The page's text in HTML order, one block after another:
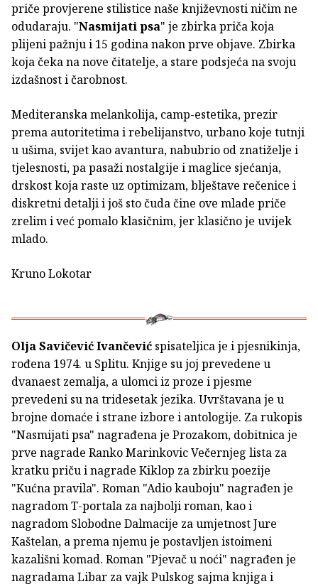
priče provjerene stilistice naše književnosti ničim ne
odudaraju. "Nasmijati psa" je zbirka priča koja
plijeni pažnju i 15 godina nakon prve objave. Zbirka
koja čeka na nove čitatelje, a stare podsjeća na svoju
izdašnost i čarobnost.
Mediteranska melankolija, camp-estetika, prezir
prema autoritetima i rebelijanstvo, urbano koje tutnji
u ušima, svijet kao avantura, nabubrio od znatiželje i
tjelesnosti, pa pasaži nostalgije i maglice sjećanja,
drskost koja raste uz optimizam, blještave rečenice i
diskretni detalji i još sto čuda čine ove mlade priče
zrelim i već pomalo klasičnim, jer klasično je uvijek
mlado.
Kruno Lokotar
Olja Savičević Ivančević spisateljica je i pjesnikinja,
rođena 1974. u Splitu. Knjige su joj prevedene u
dvanaest zemalja, a ulomci iz proze i pjesme
prevedeni su na tridesetak jezika. Uvrštavana je u
brojne domaće i strane izbore i antologije. Za rukopis
"Nasmijati psa" nagrađena je Prozakom, dobitnica je
prve nagrade Ranko Marinkovic Večernjeg lista za
kratku priču i nagrade Kiklop za zbirku poezije
"Kućna pravila". Roman "Adio kauboju" nagrađen je
nagradom T-portala za najbolji roman, kao i
nagradom Slobodne Dalmacije za umjetnost Jure
Kaštelan, a prema njemu je postavljen istoimeni
kazališni komad. Roman "Pjevač u noći" nagrađen je
nagradama Libar za vajk Pulskog sajma knjiga i